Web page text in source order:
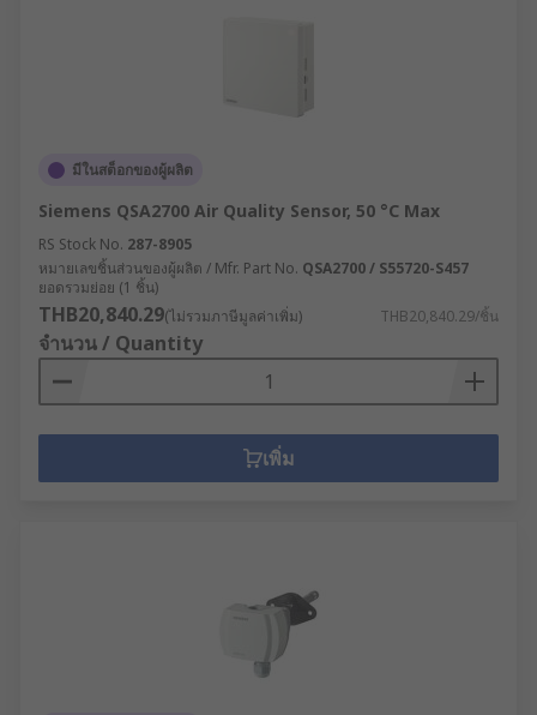
มีในสต็อกของผู้ผลิต
Siemens QSA2700 Air Quality Sensor, 50 °C Max
RS Stock No. 287-8905
หมายเลขชิ้นส่วนของผู้ผลิต / Mfr. Part No. QSA2700 / S55720-S457
ยอดรวมย่อย (1 ชิ้น)
THB20,840.29(ไม่รวมภาษีมูลค่าเพิ่ม) THB20,840.29/ชิ้น
จำนวน / Quantity
เพิ่ม